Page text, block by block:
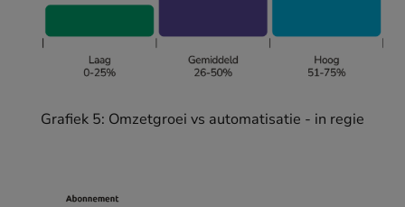
Grafiek 5: Omzetgroei vs automatisatie - in regie